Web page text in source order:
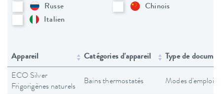
Russe
Chinois
Italien
Appareil Catégories d'appareil Type de
ECO Silver
Frigorigènes naturels
Bains thermostatés Modes d'emploi